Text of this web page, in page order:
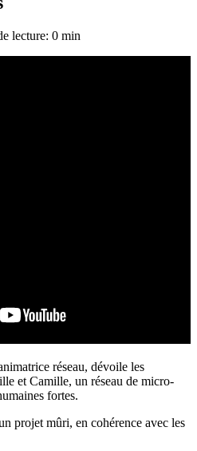
lecture: 0 min
réseau, dévoile les
et Camille, un réseau de micro-
fortes.
projet mûri, en cohérence avec les